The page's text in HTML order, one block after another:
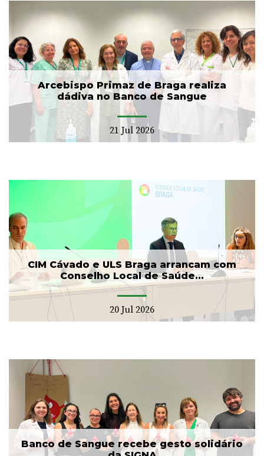
Arcebispo Primaz de Braga realiza
dádiva no Banco de Sangue
21 Jul 2026
CIM Cávado e ULS Braga arrancam com
Conselho Local de Saúde...
20 Jul 2026
Banco de Sangue recebe gesto solidário